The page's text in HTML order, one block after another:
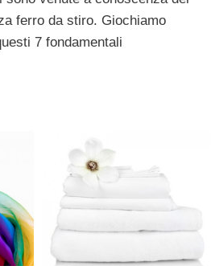
ferro da stiro. Giochiamo
7 fondamentali